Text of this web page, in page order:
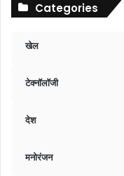
Categories
खेल
टेक्नॉलॉजी
देश
मनोरंजन